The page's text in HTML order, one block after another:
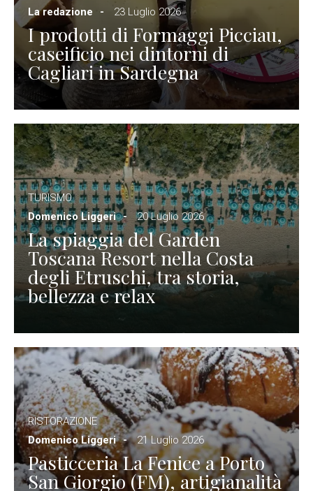
La redazione
23 Luglio 2026
I prodotti di Formaggi Picciau,
caseificio nei dintorni di
Cagliari in Sardegna
TURISMO
Domenico Liggeri
20 Luglio 2026
La spiaggia del Garden
Toscana Resort nella Costa
degli Etruschi, tra storia,
bellezza e relax
RISTORAZIONE
Domenico Liggeri
21 Luglio 2026
Pasticceria La Fenice a Porto
San Giorgio (FM), artigianalità